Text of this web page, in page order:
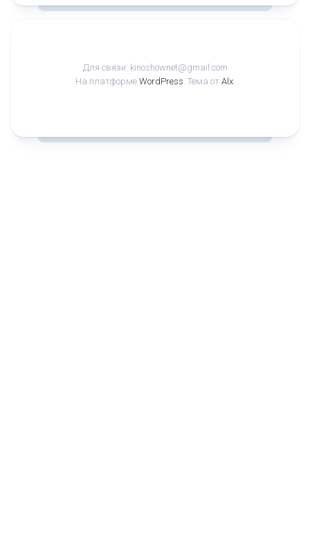
Для связи: kinoshownet@gmail.com
На платформе WordPress. Тема от Alx.